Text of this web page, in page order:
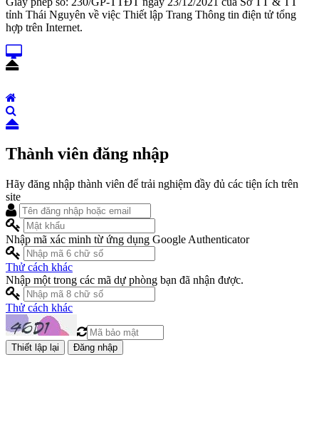
tỉnh Thái Nguyên về việc Thiết lập Trang Thông tin điện tử tổng
hợp trên Internet.
Thành viên đăng nhập
Hãy đăng nhập thành viên để trải nghiệm đầy đủ các tiện ích trên
site
Nhập mã xác minh từ ứng dụng Google Authenticator
Thử cách khác
Nhập một trong các mã dự phòng bạn đã nhận được.
Thử cách khác
Đăng nhập